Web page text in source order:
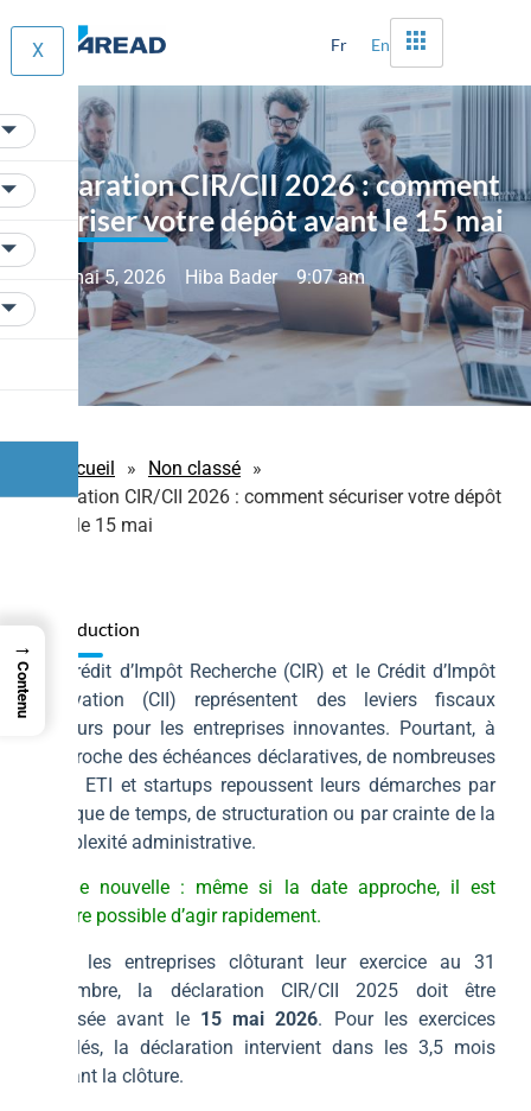
Fr En
X
Déclaration CIR/CII 2026 : comment
sécuriser votre dépôt avant le 15 mai
mai 5, 2026 Hiba Bader 9:07 am
Accueil » Non classé »
Déclaration CIR/CII 2026 : comment sécuriser votre dépôt
avant le 15 mai
Introduction
Le Crédit d’Impôt Recherche (CIR) et le Crédit d’Impôt
Innovation (CII) représentent des leviers fiscaux
majeurs pour les entreprises innovantes. Pourtant, à
l’approche des échéances déclaratives, de nombreuses
PME, ETI et startups repoussent leurs démarches par
manque de temps, de structuration ou par crainte de la
complexité administrative.
Bonne nouvelle : même si la date approche, il est
encore possible d’agir rapidement.
Pour les entreprises clôturant leur exercice au 31
décembre, la déclaration CIR/CII 2025 doit être
déposée avant le 15 mai 2026. Pour les exercices
décalés, la déclaration intervient dans les 3,5 mois
suivant la clôture.
→
Contenu